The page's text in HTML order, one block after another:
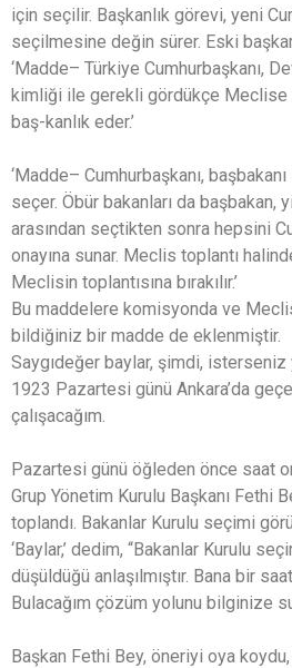
için seçilir. Başkanlık görevi, yeni
seçilmesine değin sürer. Eski
‘Madde– Türkiye Cumhurbaşkanı,
kimliği ile gerekli gördükçe Meclise
baş-kanlık eder.’
‘Madde– Cumhurbaşkanı,
seçer. Öbür bakanları da başbakan,
arasından seçtikten sonra hepsini
onayına sunar. Meclis toplantı
Meclisin toplantısına bırakılır.’
Bu maddelere komisyonda ve
bildiğiniz bir madde de eklenmiştir.
Saygıdeğer baylar, şimdi,
1923 Pazartesi günü Ankara’da
çalışacağım.
Pazartesi günü öğleden önce saat
Grup Yönetim Kurulu Başkanı Fethi
toplandı. Bakanlar Kurulu seçimi
‘Baylar,’ dedim, “Bakanlar Kurulu
düşüldüğü anlaşılmıştır. Bana bir
Bulacağım çözüm yolunu bilginize
Başkan Fethi Bey, öneriyi oya